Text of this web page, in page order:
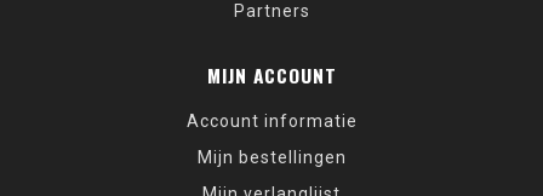
Partners
MIJN ACCOUNT
Account informatie
Mijn bestellingen